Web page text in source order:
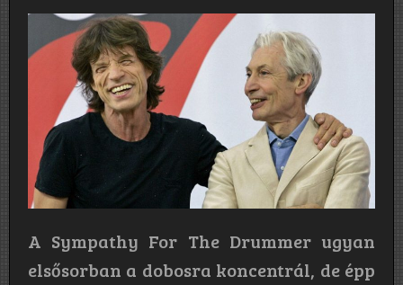
A Sympathy For The Drummer ugyan
elsősorban a dobosra koncentrál, de épp